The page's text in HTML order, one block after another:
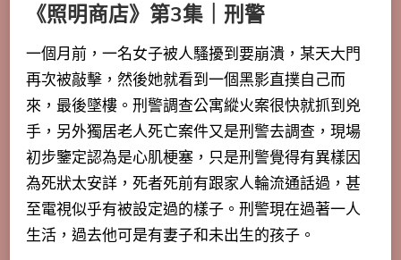
《照明商店》第3集｜刑警
一個月前，一名女子被人騷擾到要崩潰，某天大門
再次被敲擊，然後她就看到一個黑影直撲自己而
來，最後墜樓。刑警調查公寓縱火案很快就抓到兇
手，另外獨居老人死亡案件又是刑警去調查，現場
初步鑒定認為是心肌梗塞，只是刑警覺得有異樣因
為死狀太安詳，死者死前有跟家人輪流通話過，甚
至電視似乎有被設定過的樣子。刑警現在過著一人
生活，過去他可是有妻子和未出生的孩子。